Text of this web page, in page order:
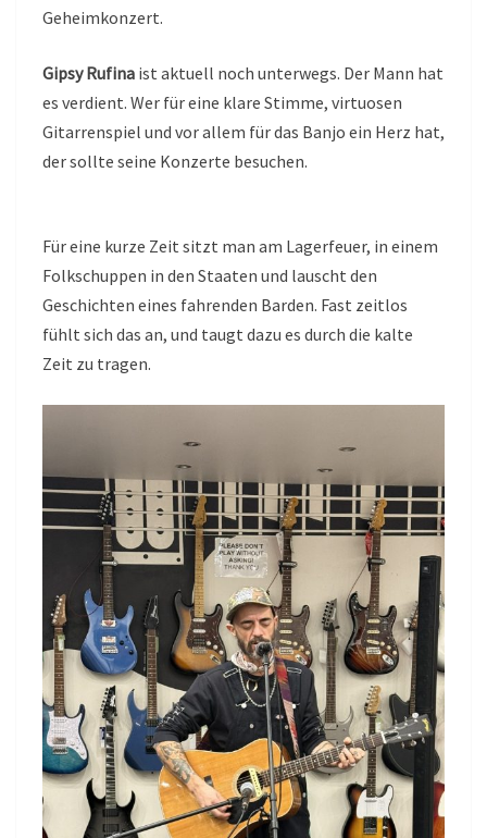
Geheimkonzert.
Gipsy Rufina ist aktuell noch unterwegs. Der Mann hat
es verdient. Wer für eine klare Stimme, virtuosen
Gitarrenspiel und vor allem für das Banjo ein Herz hat,
der sollte seine Konzerte besuchen.
Für eine kurze Zeit sitzt man am Lagerfeuer, in einem
Folkschuppen in den Staaten und lauscht den
Geschichten eines fahrenden Barden. Fast zeitlos
fühlt sich das an, und taugt dazu es durch die kalte
Zeit zu tragen.